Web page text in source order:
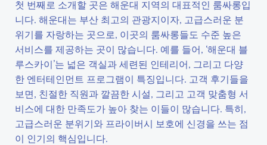
첫 번째로 소개할 곳은 해운대 지역의 대표적인 룸싸롱입
니다. 해운대는 부산 최고의 관광지이자, 고급스러운 분
위기를 자랑하는 곳으로, 이곳의 룸싸롱들도 수준 높은
서비스를 제공하는 곳이 많습니다. 예를 들어, ‘해운대 블
루스카이’는 넓은 객실과 세련된 인테리어, 그리고 다양
한 엔터테인먼트 프로그램이 특징입니다. 고객 후기들을
보면, 친절한 직원과 깔끔한 시설, 그리고 고객 맞춤형 서
비스에 대한 만족도가 높아 찾는 이들이 많습니다. 특히,
고급스러운 분위기와 프라이버시 보호에 신경을 쓰는 점
이 인기의 핵심입니다.